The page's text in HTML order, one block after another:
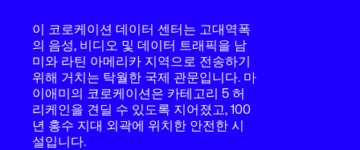
소개
Language
로그인
이 코로케이션 데이터 센터는 고대역폭
의 음성, 비디오 및 데이터 트래픽을 남
미와 라틴 아메리카 지역으로 전송하기
위해 거치는 탁월한 국제 관문입니다. 마
이애미의 코로케이션은 카테고리 5 허
리케인을 견딜 수 있도록 지어졌고, 100
년 홍수 지대 외곽에 위치한 안전한 시
설입니다.